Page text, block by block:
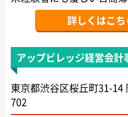
詳しくはこち
アップビレッジ経営会計
東京都渋谷区桜丘町31-14
702